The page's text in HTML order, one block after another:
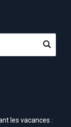
les vacances :